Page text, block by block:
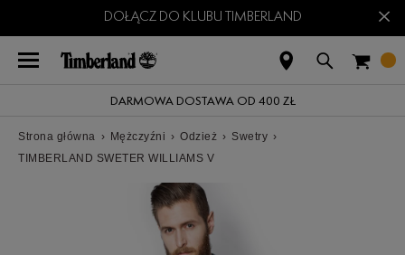
DOŁĄCZ DO KLUBU TIMBERLAND ×
DARMOWA DOSTAWA OD 400 ZŁ
Strona główna › Mężczyźni › Odzież › Swetry ›
TIMBERLAND SWETER WILLIAMS V